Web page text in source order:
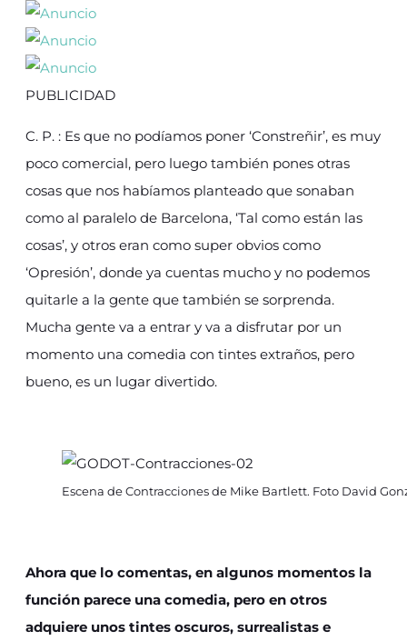
PUBLICIDAD
C. P. : Es que no podíamos poner ‘Constreñir’, es muy
poco comercial, pero luego también pones otras
cosas que nos habíamos planteado que sonaban
como al paralelo de Barcelona, ‘Tal como están las
cosas’, y otros eran como super obvios como
‘Opresión’, donde ya cuentas mucho y no podemos
quitarle a la gente que también se sorprenda.
Mucha gente va a entrar y va a disfrutar por un
momento una comedia con tintes extraños, pero
bueno, es un lugar divertido.
Escena de Contracciones de Mike Bartlett. Foto David
Ahora que lo comentas, en algunos momentos la
función parece una comedia, pero en otros
adquiere unos tintes oscuros, surrealistas e